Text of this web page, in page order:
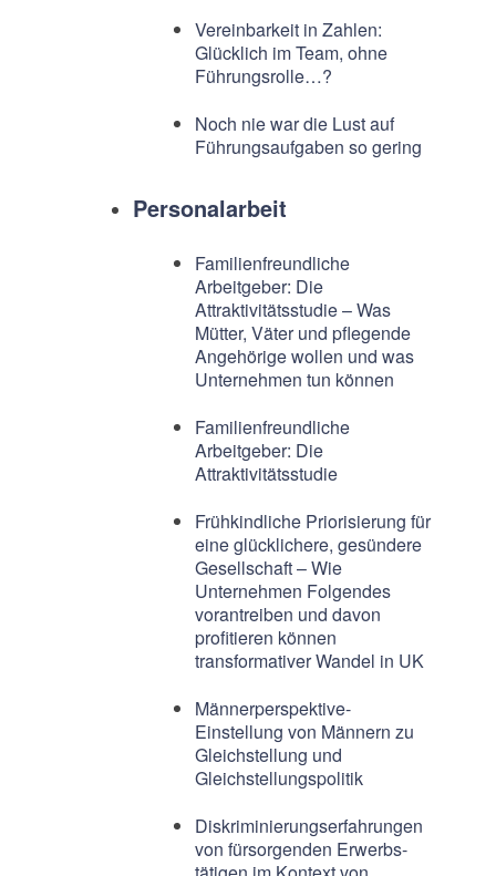
Vereinbarkeit in Zahlen:
Glücklich im Team, ohne
Führungsrolle…?
Noch nie war die Lust auf
Führungsaufgaben so gering
Personalarbeit
Familienfreundliche
Arbeitgeber: Die
Attraktivitätsstudie – Was
Mütter, Väter und pflegende
Angehörige wollen und was
Unternehmen tun können
Familienfreundliche
Arbeitgeber: Die
Attraktivitätsstudie
Frühkindliche Priorisierung für
eine glücklichere, gesündere
Gesellschaft – Wie
Unternehmen Folgendes
vorantreiben und davon
profitieren können
transformativer Wandel in UK
Männerperspektive-
Einstellung von Männern zu
Gleichstellung und
Gleichstellungspolitik
Diskriminierungserfahrungen
von fürsorgenden Erwerbs-